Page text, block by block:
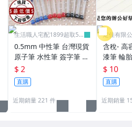
生活職人宅配1899超取59
0.5mm 中性筆 台灣現貨
原子筆 水性筆 簽字筆 原
珠筆 鋼珠筆 批發 文具
學生 辦公用品 生活職人
【B072】
$ 2
直購
近期銷量 221 件
定佳有限
含稅- 高
漆筆 輪
補漆 12
$ 10
直購
近期銷量